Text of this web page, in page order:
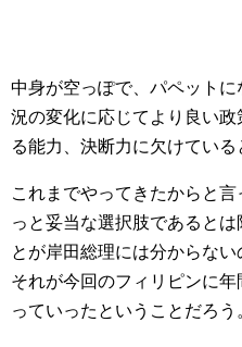
中身が空っぽで、パペット
況の変化に応じてより良い
る能力、決断力に欠けている
これまでやってきたからと
っと妥当な選択肢であると
とが岸田総理には分からない
それが今回のフィリピンに
っていったということだろう